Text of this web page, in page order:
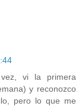
vi la primera
y reconozco
pero lo que me